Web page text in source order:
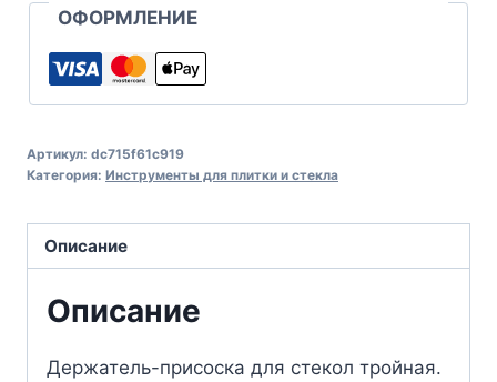
ОФОРМЛЕНИЕ
Артикул: dc715f61c919
Категория: Инструменты для плитки и стекла
Описание
Описание
Держатель-присоска для стекол тройная.